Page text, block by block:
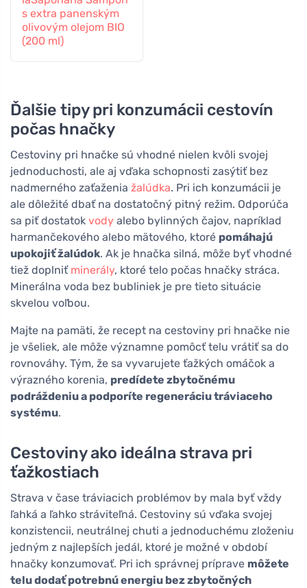
s extra panenským
olivovým olejom BIO
(200 ml)
Ďalšie tipy pri konzumácii cestovín
počas hnačky
Cestoviny pri hnačke sú vhodné nielen kvôli svojej
jednoduchosti, ale aj vďaka schopnosti zasýtiť bez
nadmerného zaťaženia žalúdka. Pri ich konzumácii je
ale dôležité dbať na dostatočný pitný režim. Odporúča
sa piť dostatok vody alebo bylinných čajov, napríklad
harmančekového alebo mätového, ktoré pomáhajú
upokojiť žalúdok. Ak je hnačka silná, môže byť vhodné
tiež doplniť minerály, ktoré telo počas hnačky stráca.
Minerálna voda bez bubliniek je pre tieto situácie
skvelou voľbou.
Majte na pamäti, že recept na cestoviny pri hnačke nie
je všeliek, ale môže významne pomôcť telu vrátiť sa do
rovnováhy. Tým, že sa vyvarujete ťažkých omáčok a
výrazného korenia, predídete zbytočnému
podráždeniu a podporíte regeneráciu tráviaceho
systému.
Cestoviny ako ideálna strava pri
ťažkostiach
Strava v čase tráviacich problémov by mala byť vždy
ľahká a ľahko stráviteľná. Cestoviny sú vďaka svojej
konzistencii, neutrálnej chuti a jednoduchému zloženiu
jedným z najlepších jedál, ktoré je možné v období
hnačky konzumovať. Pri ich správnej príprave môžete
telu dodať potrebnú energiu bez zbytočných